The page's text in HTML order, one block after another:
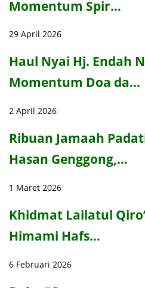
Momentum Spir…
29 April 2026
Haul Nyai Hj. Endah
Momentum Doa da…
2 April 2026
Ribuan Jamaah
Hasan Genggong,…
1 Maret 2026
Khidmat Lailatul
Himami Hafs…
6 Februari 2026